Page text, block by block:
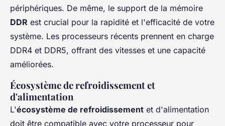
périphériques. De même, le support de la mémoire
DDR est crucial pour la rapidité et l'efficacité de votre
système. Les processeurs récents prennent en charge
DDR4 et DDR5, offrant des vitesses et une capacité
améliorées.
Écosystème de refroidissement et
d'alimentation
L'écosystème de refroidissement et d'alimentation
doit être compatible avec votre processeur pour